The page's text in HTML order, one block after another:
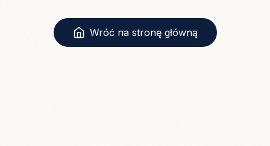
Wróć na stronę główną